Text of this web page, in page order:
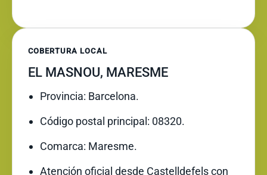
COBERTURA LOCAL
EL MASNOU, MARESME
Provincia: Barcelona.
Código postal principal: 08320.
Comarca: Maresme.
Atención oficial desde Castelldefels con